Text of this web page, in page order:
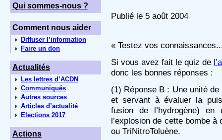
Qui sommes-nous ?
Comment nous aider
Diffuser l’information
Faire un don
Actualités
Les lettres d’ACDN
Communiqués
Autres sources
Articles d’actualité
Elections 2017
Actions
Publié le 5 août 2004
« Testez vos
Si vous avez fait le quiz de
donc les bonnes réponses :
(1) Réponse B : Une unité
et servant à évaluer la
fusion de l’hydrogène) en
l’explosion de cette bombe à
ou TriNitroToluène.